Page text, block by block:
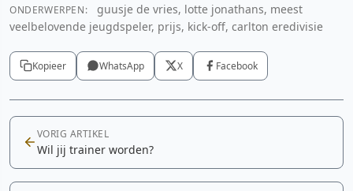
ONDERWERPEN:
guusje de vries, lotte jonathans, meest
veelbelovende jeugdspeler, prijs, kick-off, carlton eredivisie
Kopieer WhatsApp X Facebook
VORIG ARTIKEL
Wil jij trainer worden?